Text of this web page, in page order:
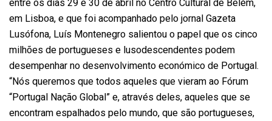
em Lisboa, e que foi acompanhado pelo jornal Gazeta
Lusófona, Luís Montenegro salientou o papel que os cinco
milhões de portugueses e lusodescendentes podem
desempenhar no desenvolvimento económico de Portugal.
“Nós queremos que todos aqueles que vieram ao Fórum
“Portugal Nação Global” e, através deles, aqueles que se
encontram espalhados pelo mundo, que são portugueses,